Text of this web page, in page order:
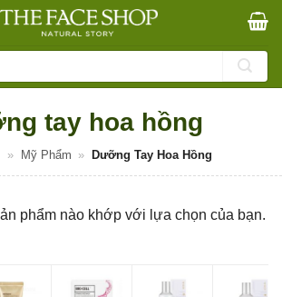
tay hoa hồng
» Mỹ Phẩm » Dưỡng Tay Hoa Hồng
phẩm nào khớp với lựa chọn của bạn.